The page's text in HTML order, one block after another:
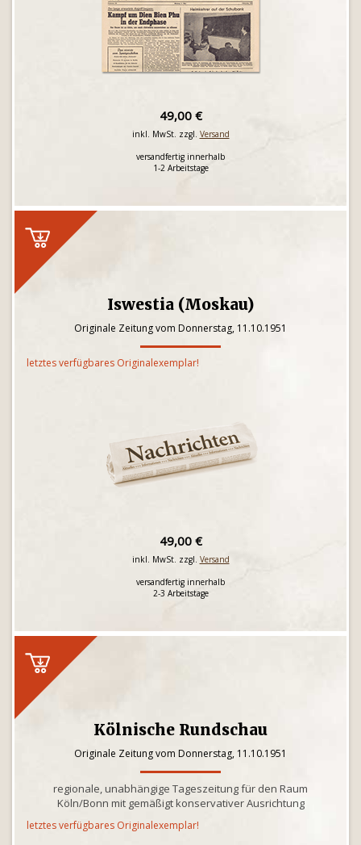
49,00 €
inkl. MwSt. zzgl. Versand
versandfertig innerhalb
1-2 Arbeitstage
Iswestia (Moskau)
Originale Zeitung vom Donnerstag, 11.10.1951
letztes verfügbares Originalexemplar!
49,00 €
inkl. MwSt. zzgl. Versand
versandfertig innerhalb
2-3 Arbeitstage
Kölnische Rundschau
Originale Zeitung vom Donnerstag, 11.10.1951
regionale, unabhängige Tageszeitung für den Raum
Köln/Bonn mit gemäßigt konservativer Ausrichtung
letztes verfügbares Originalexemplar!